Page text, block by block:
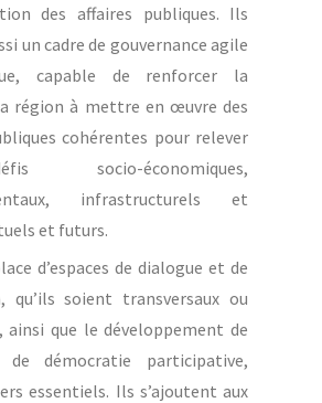
des affaires publiques. Ils
un cadre de gouvernance agile
capable de renforcer la
région à mettre en œuvre des
cohérentes pour relever
socio-économiques,
infrastructurels et
et futurs.
d’espaces de dialogue et de
qu’ils soient transversaux ou
ainsi que le développement de
de démocratie participative,
essentiels. Ils s’ajoutent aux